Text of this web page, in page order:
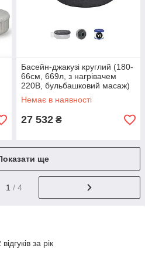
Басейн-джакузі круглий (180-
66см, 669л, з нагрівачем
220В, бульбашковий масаж)
Bestway 60035 Темно-сірий
Немає в наявності
27 532 ₴
ще
1 / 4
за рік